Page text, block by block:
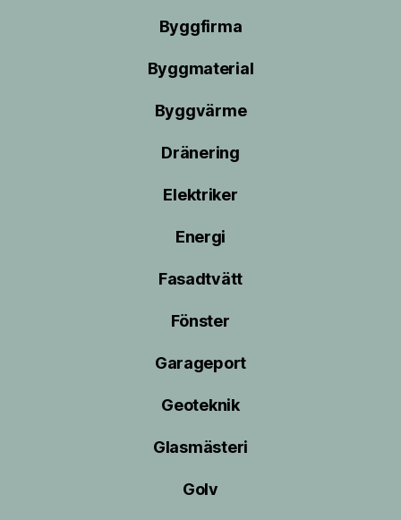
Byggfirma
Byggmaterial
Byggvärme
Dränering
Elektriker
Energi
Fasadtvätt
Fönster
Garageport
Geoteknik
Glasmästeri
Golv